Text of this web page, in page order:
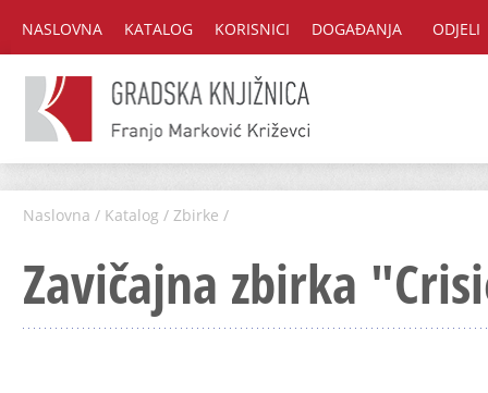
NASLOVNA KATALOG KORISNICI DOGAĐANJA ODJELI
Naslovna / Katalog / Zbirke /
Zavičajna zbirka